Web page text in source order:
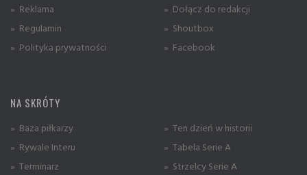
» Reklama
» Regulamin
» Polityka prywatności
» Dołącz do redakcji
» Shoutbox
» Facebook
NA SKRÓTY
» Baza piłkarzy
» Rywale Interu
» Terminarz
» Ten dzień w historii
» Tabela Serie A
» Strzelcy Serie A